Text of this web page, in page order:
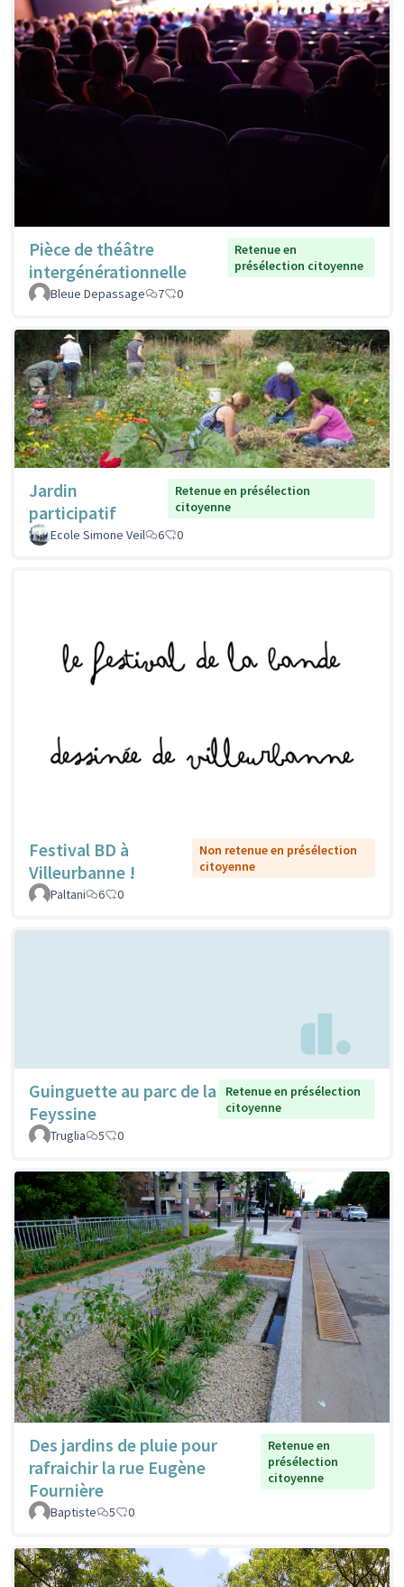
Pièce de théâtre
intergénérationnelle
Retenue en
présélection citoyenne
Bleue Depassage
7 0
Jardin
participatif
Retenue en présélection
citoyenne
Ecole Simone Veil
6 0
Festival BD à
Villeurbanne !
Non retenue en présélection
citoyenne
Paltani
6 0
Guinguette au parc de la
Feyssine
Retenue en présélection
citoyenne
Truglia
5 0
Des jardins de pluie pour
rafraichir la rue Eugène
Fournière
Retenue en
présélection
citoyenne
Baptiste 5 0